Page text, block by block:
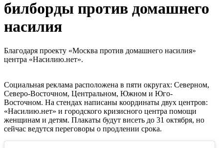
билборды против домашнего
насилия
Благодаря проекту «Москва против домашнего насилия»
центра «Насилию.нет».
Социальная реклама расположена в пяти округах: Северном,
Северо-Восточном, Центральном, Южном и Юго-
Восточном. На стендах написаны координаты двух центров:
«Насилию.нет» и городского кризисного центра помощи
женщинам и детям. Плакаты будут висеть до 31 октября, но
сейчас ведутся переговоры о продлении срока.